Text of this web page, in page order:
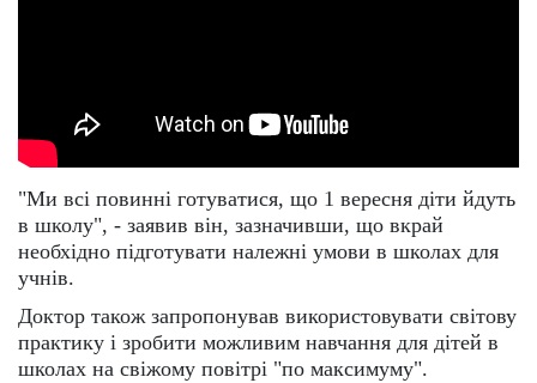
"Ми всі повинні готуватися, що 1 вересня діти йдуть
в школу", - заявив він, зазначивши, що вкрай
необхідно підготувати належні умови в школах для
учнів.
Доктор також запропонував використовувати світову
практику і зробити можливим навчання для дітей в
школах на свіжому повітрі "по максимуму".